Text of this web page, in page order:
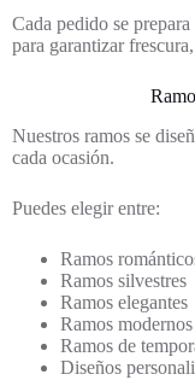
Cada pedido se
para garantizar
Nuestros ramos se
cada ocasión.
Puedes elegir entre:
Ramos
Ramos silvestres
Ramos elegantes
Ramos modernos
Ramos de
Diseños